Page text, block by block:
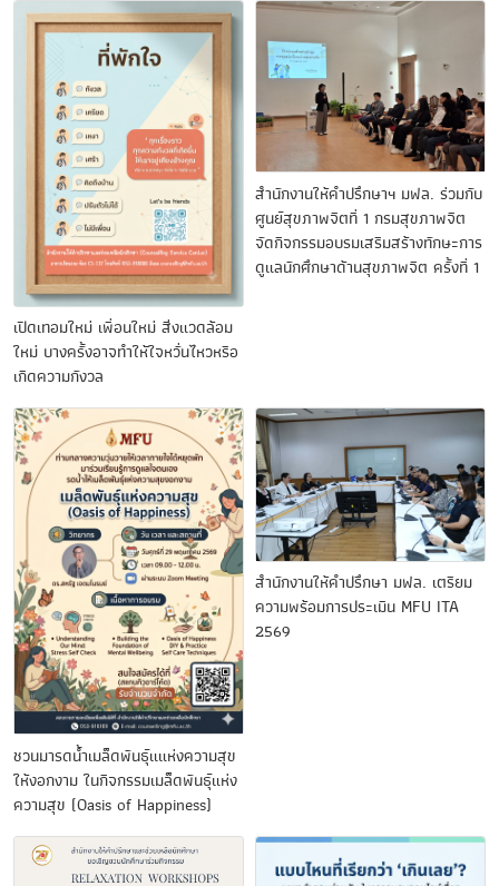
เปิดเทอมใหม่ เพื่อนใหม่ สิ่งแวดล้อม
ใหม่ บางครั้งอาจทำให้ใจหวั่นไหวหรือ
เกิดความกังวล
สำนักงานให้คำปรึกษาฯ มฟล. ร่วมกับ
ศูนย์สุขภาพจิตที่ 1 กรมสุขภาพจิต
จัดกิจกรรมอบรมเสริมสร้างทักษะการ
ดูแลนักศึกษาด้านสุขภาพจิต ครั้งที่ 1
ชวนมารดน้ำเมล็ดพันธุ์แแห่งความสุข
ให้งอกงาม ในกิจกรรมเมล็ดพันธุ์แห่ง
ความสุข (Oasis of Happiness)
สำนักงานให้คำปรึกษา มฟล. เตรียม
ความพร้อมการประเมิน MFU ITA
2569